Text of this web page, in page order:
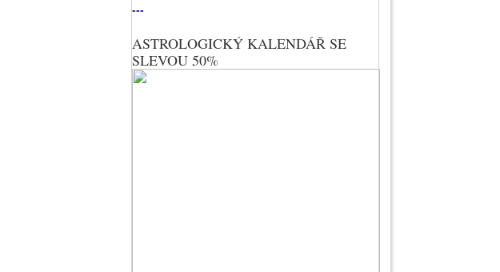
---
ASTROLOGICKÝ KALENDÁŘ SE
SLEVOU 50%